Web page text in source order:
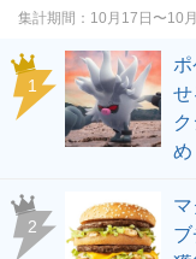
集計期間 10月17日〜10
せ
め